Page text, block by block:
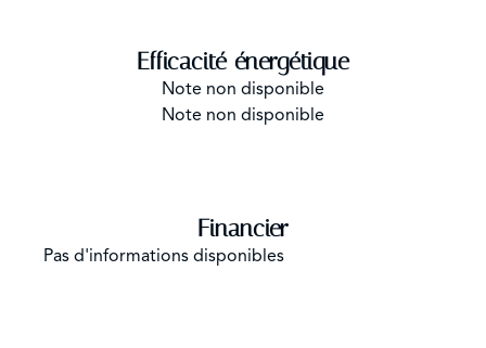
Efficacité énergétique
Note non disponible
Note non disponible
Financier
Pas d'informations disponibles